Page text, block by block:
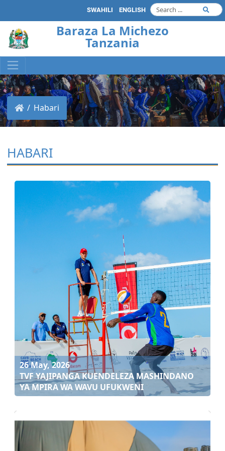
ENGLISH
SWAHILI
Baraza La Michezo
Tanzania
Habari
HABARI
26 May, 2026
26 May, 2026
TVF YAJIPANGA KUENDELEZA MASHINDANO
YA MPIRA WA WAVU UFUKWENI